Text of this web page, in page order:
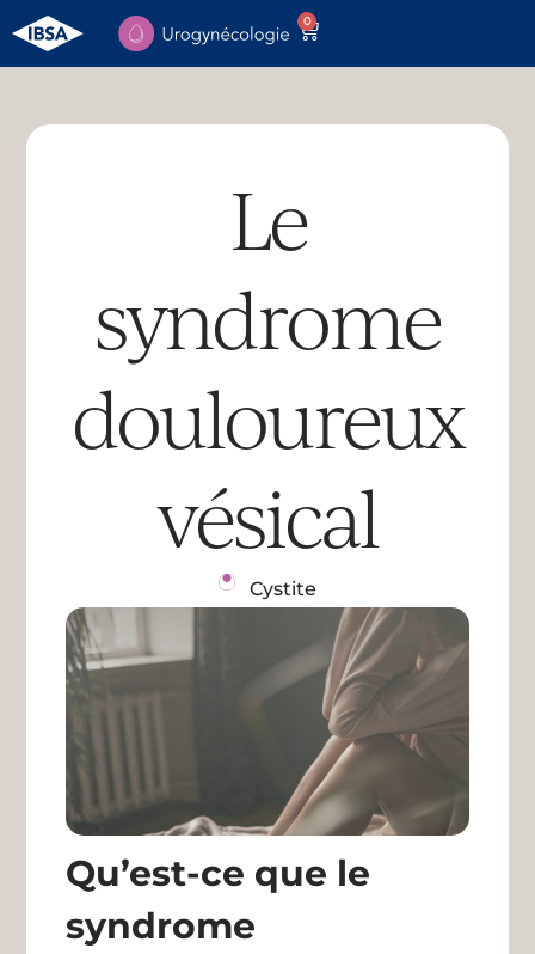
Aller
au
0
Panier
Le
syndrome
douloureux
vésical
Cystite
Qu’est-ce que le
syndrome